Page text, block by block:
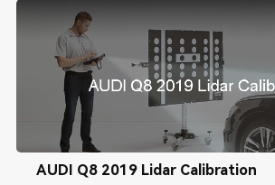
AUDI Q8 2019 Lidar Calibration